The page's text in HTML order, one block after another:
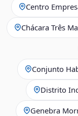
Centro
Chácara Três
Conjunto
Distrito
Genebra